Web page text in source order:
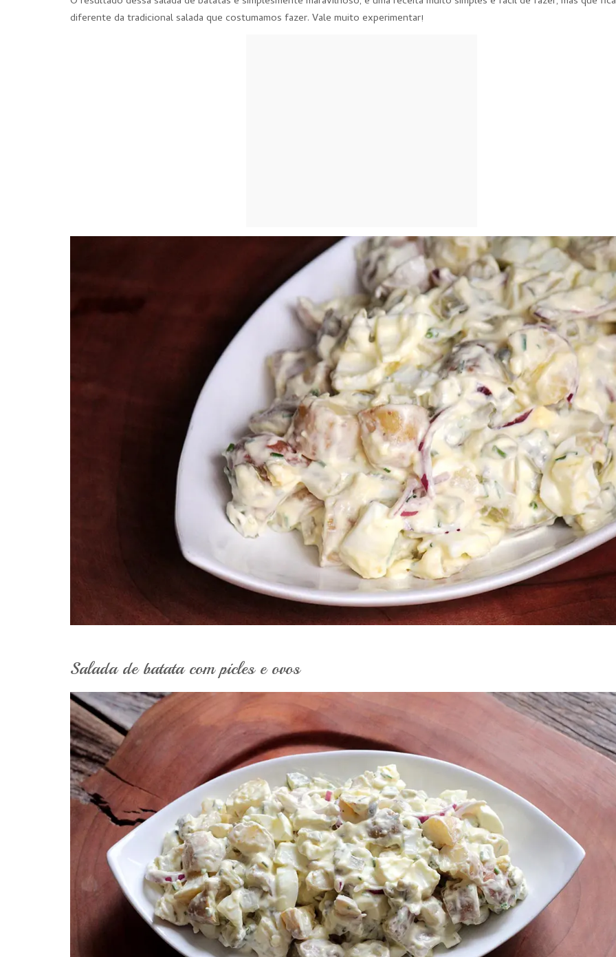
diferente da tradicional salada que costumamos fazer. Vale muito experimentar!
Salada de batata com picles e ovos